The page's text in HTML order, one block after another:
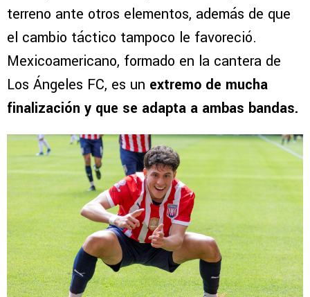
terreno ante otros elementos, además de que
el cambio táctico tampoco le favoreció.
Mexicoamericano, formado en la cantera de
Los Ángeles FC, es un extremo de mucha
finalización y que se adapta a ambas bandas.